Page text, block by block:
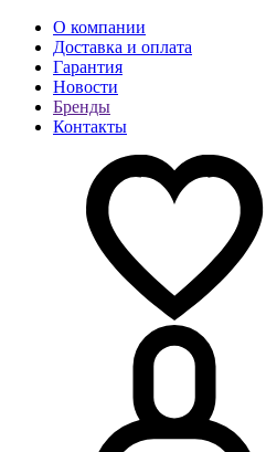
О компании
Доставка и оплата
Гарантия
Новости
Бренды
Контакты